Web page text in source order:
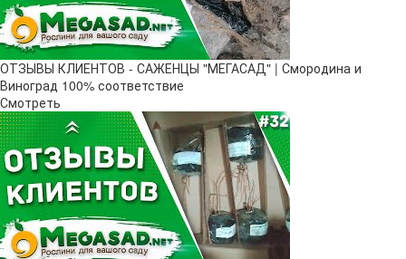
ОТЗЫВЫ КЛИЕНТОВ - САЖЕНЦЫ "МЕГАСАД" | Смородина и
Виноград 100% соответствие
Смотреть